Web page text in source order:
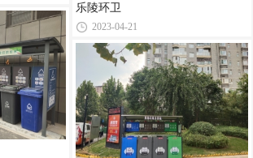
乐陵环卫
2023-04-21